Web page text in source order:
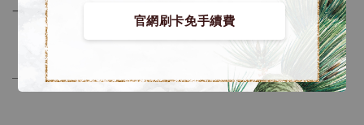
官網刷卡免手續費
– 材質為 PVC
──────────────